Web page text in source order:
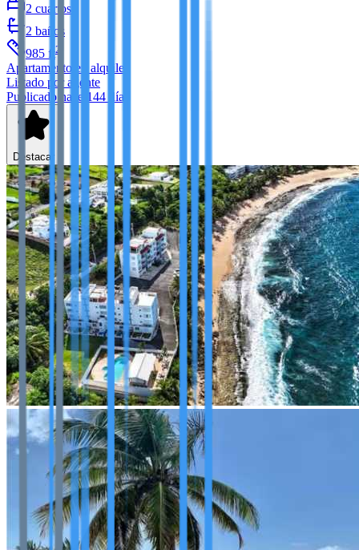
2 cuartos
2 baños
985 ft2
Apartamento en alquiler
Listado por agente
Publicado hace 144 días
Destacar